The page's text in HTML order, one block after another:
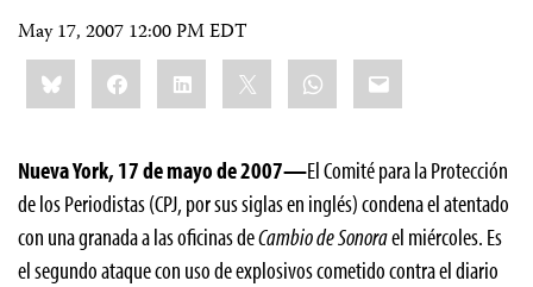
May 17, 2007 12:00 PM EDT
Share
this:BlueskyFacebookLinkedIn WhatsApp
Email
Nueva York, 17 de mayo de 2007—El Comité para la Protección
de los Periodistas (CPJ, por sus siglas en inglés) condena el atentado
con una granada a las oficinas deCambio de Sonorael miércoles. Es
el segundo ataque con uso de explosivos cometido contra el diario